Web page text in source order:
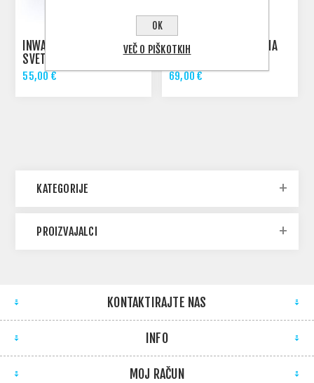
INWATER CV01 PODVODNA
SVETILKA
55,00 €
INWATER S2 PODVODNA
SVETILKA
69,00 €
KATEGORIJE
PROIZVAJALCI
KONTAKTIRAJTE NAS
INFO
MOJ RAČUN
OK
VEČ O PIŠKOTKIH